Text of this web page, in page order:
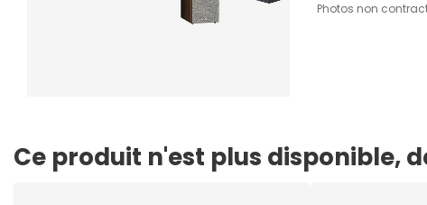
Photos non
Ce produit n'est plus disponible,